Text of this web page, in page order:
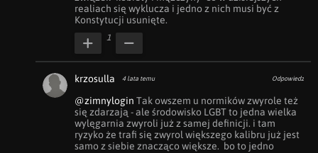
realiach się wyklucza i jedno z nich musi być z
Konstytucji usunięte.
1
krzosulla 4 lata temu Odpowiedz
@zimnylogin Tak owszem u normików zwyrole też
się zdarzają - ale środowisko LGBT to jedna wielka
wylęgarnia zwyroli już z samej definicji. i tam
ryzyko że trafi się zwyrol większego kalibru już jest
samo z siebie znacząco większe.  bo to jedno